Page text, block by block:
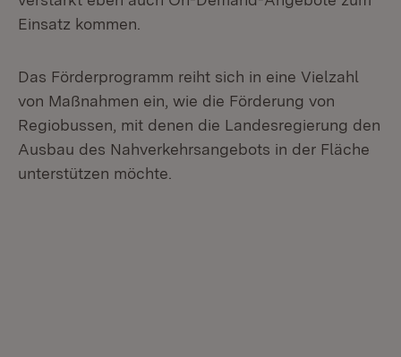
Einsatz kommen.
Das Förderprogramm reiht sich in eine Vielzahl
von Maßnahmen ein, wie die Förderung von
Regiobussen, mit denen die Landesregierung den
Ausbau des Nahverkehrsangebots in der Fläche
unterstützen möchte.